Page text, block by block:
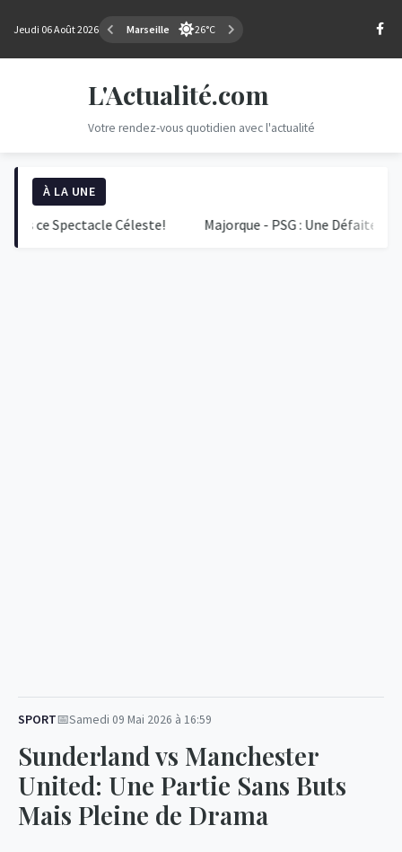
Jeudi 06 Août 2026 Marseille 26°C
L'Actualité.com
Votre rendez-vous quotidien avec l'actualité
À LA UNE
Spectacle Céleste! Majorque - PSG : Une Défaite Surprise
SPORT Samedi 09 Mai 2026 à 16:59
Sunderland vs Manchester
United: Une Partie Sans Buts
Mais Pleine de Drama